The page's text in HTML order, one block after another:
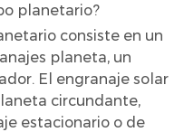
planetario?
consiste en un
planeta, un
El engranaje solar
circundante,
estacionario o de